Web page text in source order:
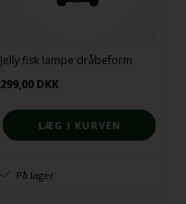
Jelly fisk lampe dråbeform
299,00 DKK
På lager